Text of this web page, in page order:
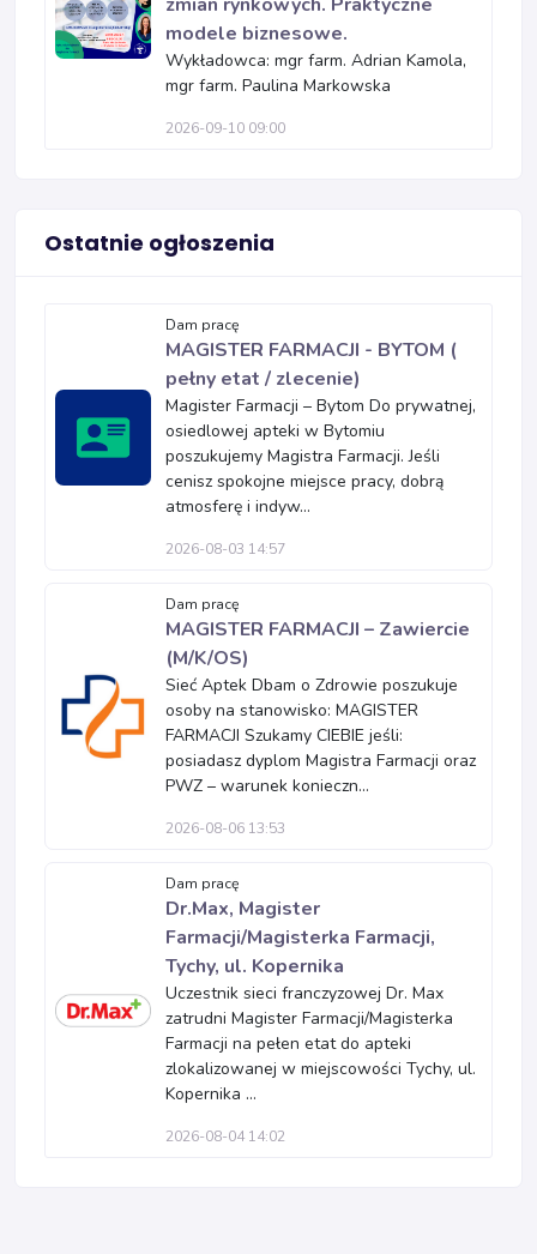
modele biznesowe.
Wykładowca: mgr farm. Adrian Kamola,
mgr farm. Paulina Markowska
2026-09-10 09:00
Ostatnie ogłoszenia
Dam pracę
MAGISTER FARMACJI - BYTOM (
pełny etat / zlecenie)
Magister Farmacji – Bytom Do prywatnej,
osiedlowej apteki w Bytomiu
poszukujemy Magistra Farmacji. Jeśli
cenisz spokojne miejsce pracy, dobrą
atmosferę i indyw...
2026-08-03 14:57
Dam pracę
MAGISTER FARMACJI – Zawiercie
(M/K/OS)
Sieć Aptek Dbam o Zdrowie poszukuje
osoby na stanowisko: MAGISTER
FARMACJI Szukamy CIEBIE jeśli:
posiadasz dyplom Magistra Farmacji oraz
PWZ – warunek konieczn...
2026-08-06 13:53
Dam pracę
Dr.Max, Magister
Farmacji/Magisterka Farmacji,
Tychy, ul. Kopernika
Uczestnik sieci franczyzowej Dr. Max
zatrudni Magister Farmacji/Magisterka
Farmacji na pełen etat do apteki
zlokalizowanej w miejscowości Tychy, ul.
Kopernika ...
2026-08-04 14:02